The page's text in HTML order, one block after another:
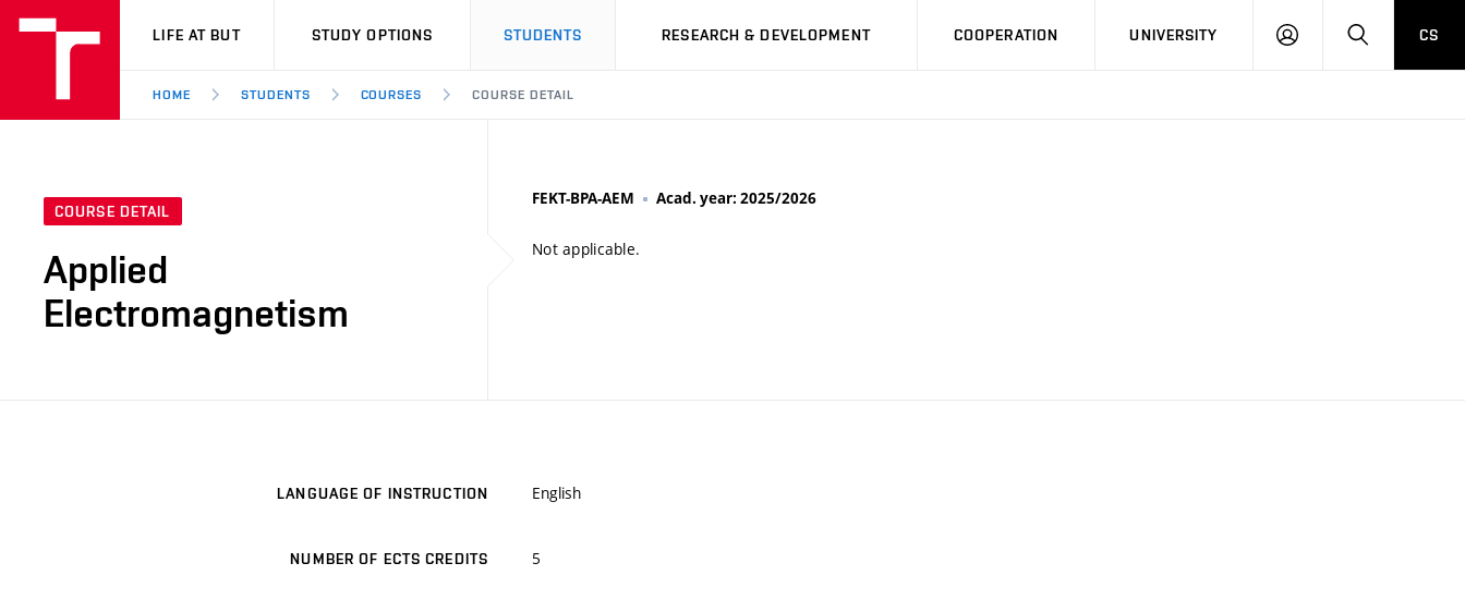
VUT
LIFE AT BUT STUDY OPTIONS STUDENTS RESEARCH & DEVELOPMENT COOPERATION UNIVERSITY
LOG
SEARCHCS
HOME STUDENTS COURSES COURSE DETAIL
COURSE DETAIL
Applied
Electromagnetism
FEKT-BPA-AEM Acad. year: 2025/2026
Not applicable.
LANGUAGE OF INSTRUCTION English
NUMBER OF ECTS CREDITS 5